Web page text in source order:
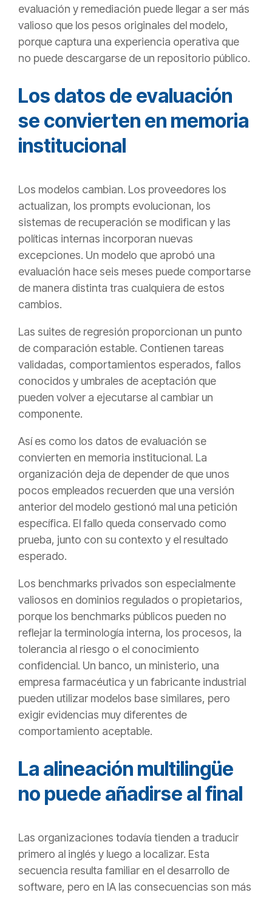
evaluación y remediación puede llegar a ser más
valioso que los pesos originales del modelo,
porque captura una experiencia operativa que
no puede descargarse de un repositorio público.
Los datos de evaluación
se convierten en memoria
institucional
Los modelos cambian. Los proveedores los
actualizan, los prompts evolucionan, los
sistemas de recuperación se modifican y las
políticas internas incorporan nuevas
excepciones. Un modelo que aprobó una
evaluación hace seis meses puede comportarse
de manera distinta tras cualquiera de estos
cambios.
Las suites de regresión proporcionan un punto
de comparación estable. Contienen tareas
validadas, comportamientos esperados, fallos
conocidos y umbrales de aceptación que
pueden volver a ejecutarse al cambiar un
componente.
Así es como los datos de evaluación se
convierten en memoria institucional. La
organización deja de depender de que unos
pocos empleados recuerden que una versión
anterior del modelo gestionó mal una petición
específica. El fallo queda conservado como
prueba, junto con su contexto y el resultado
esperado.
Los benchmarks privados son especialmente
valiosos en dominios regulados o propietarios,
porque los benchmarks públicos pueden no
reflejar la terminología interna, los procesos, la
tolerancia al riesgo o el conocimiento
confidencial. Un banco, un ministerio, una
empresa farmacéutica y un fabricante industrial
pueden utilizar modelos base similares, pero
exigir evidencias muy diferentes de
comportamiento aceptable.
La alineación multilingüe
no puede añadirse al final
Las organizaciones todavía tienden a traducir
primero al inglés y luego a localizar. Esta
secuencia resulta familiar en el desarrollo de
software, pero en IA las consecuencias son más